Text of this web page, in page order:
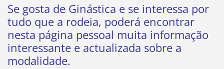
Se gosta de Ginástica e se interessa por
tudo que a rodeia, poderá encontrar
nesta página pessoal muita informação
interessante e actualizada sobre a
modalidade.